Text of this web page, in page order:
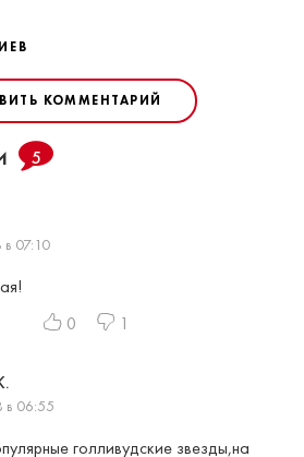
КОММЕНТАРИЙ
5
в 07:10
0 1
в 06:55
голливудские звезды,на